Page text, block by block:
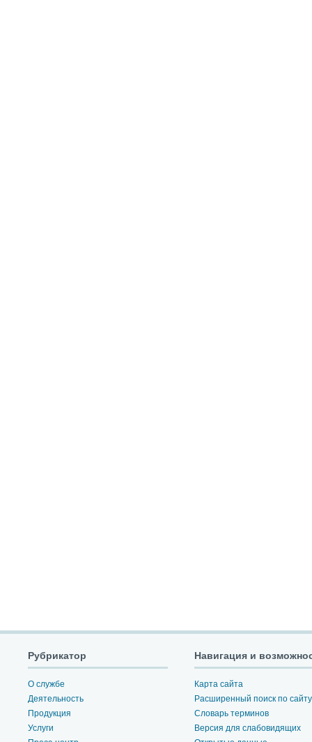
Рубрикатор
О службе
Деятельность
Продукция
Услуги
Навигация и
Карта сайта
Расширенный поиск по сайту
Словарь терминов
Версия для слабовидящих